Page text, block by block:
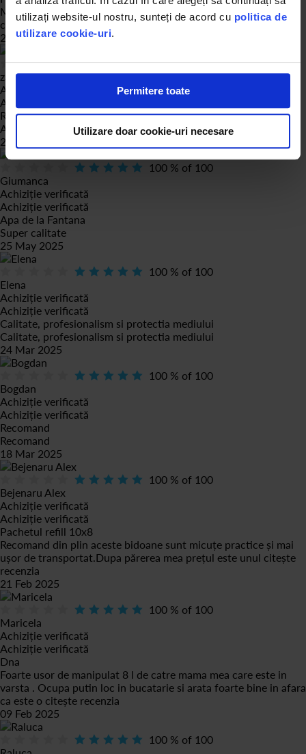
utilizați website-ul nostru, sunteți de acord cu politica de
utilizare cookie-uri.
Permitere toate
Utilizare doar cookie-uri necesare
Ma bucur mult de achiziția făcută fiindcă nu mai tot car apa de
citește recenzia
28 May 2025
100% of100
zaharia
Achiziție verificată
Achiziție verificată
Review
Apa e f buna
25 May 2025
100 % of 100
Giumanca
Achiziție verificată
Achiziție verificată
Apa de la Fantana
Super calitate
25 May 2025
100 % of 100
Elena
Achiziție verificată
Achiziție verificată
Calitate, profesionalism si protectia mediului
Calitate, profesionalism si protectia mediului
24 Mar 2025
100 % of 100
Bogdan
Achiziție verificată
Achiziție verificată
Recomand
Recomand
18 Mar 2025
100 % of 100
Bejenaru Alex
Achiziție verificată
Achiziție verificată
Pachetul refill 10x8
Recomand din plin aceste bidoane sunt micuțe practice și mai
ușor de transportat.Dupa părerea mea prețul este unul citește
recenzia
21 Feb 2025
100 % of 100
Maricela
Achiziție verificată
Achiziție verificată
Dna
Foarte usor de manipulat 8 l de catre mama mea care este in
varsta . Ocupa putin loc in bucatarie si arata foarte bine in afara
ca este o citește recenzia
09 Feb 2025
100 % of 100